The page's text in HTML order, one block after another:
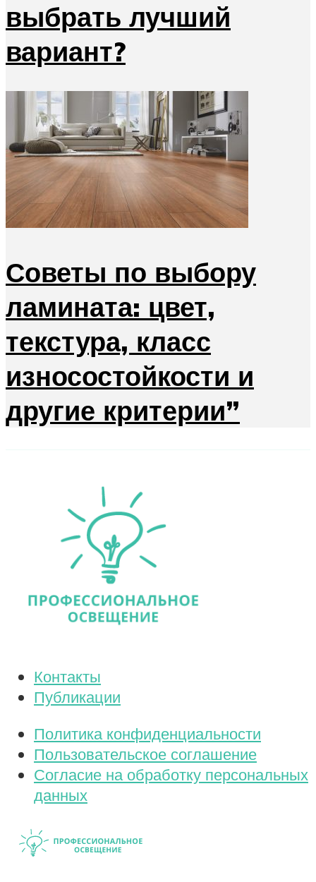
выбрать лучший
вариант?
Советы по выбору
ламината: цвет,
текстура, класс
износостойкости и
другие критерии”
Контакты
Публикации
Политика конфиденциальности
Пользовательское соглашение
Согласие на обработку персональных
данных